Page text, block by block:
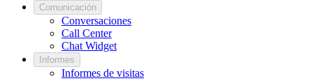
Comunicación
Conversaciones
Call Center
Chat Widget
Informes
Informes de visitas